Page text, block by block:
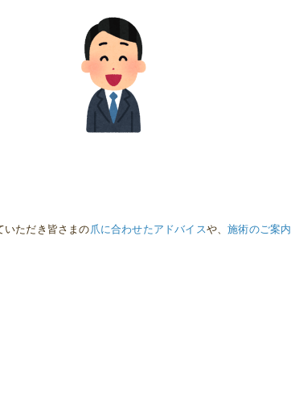
いただき皆さまの爪に合わせたアドバイスや、施術のご案内